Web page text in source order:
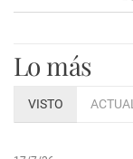
Lo más
VISTO